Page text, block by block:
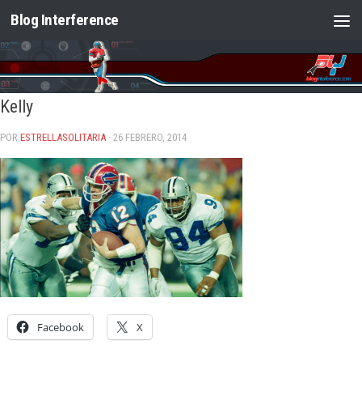
Saltar al contenido
Blog Interference
Kelly
POR ESTRELLASOLITARIA · 26 FEBRERO, 2014
Facebook X